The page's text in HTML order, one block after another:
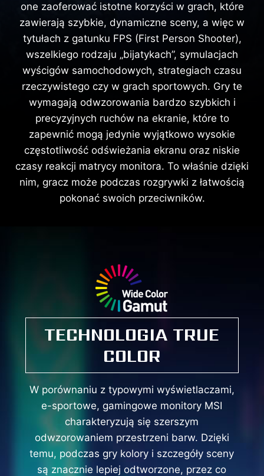
one zaoferować istotne korzyści w grach, które
zawierają szybkie, dynamiczne sceny, a więc w
tytułach z gatunku FPS (First Person Shooter),
wszelkiego rodzaju „bijatykach”, symulacjach
wyścigów samochodowych, strategiach czasu
rzeczywistego czy w grach sportowych. Gry te
wymagają odwzorowania bardzo szybkich i
precyzyjnych ruchów na ekranie, które to
zapewnić mogą jedynie wyjątkowo wysokie
częstotliwość odświeżania ekranu oraz niskie
czasy reakcji matrycy monitora. To właśnie dzięki
nim, gracz może podczas rozgrywki z łatwością
pokonać swoich przeciwników.
TECHNOLOGIA TRUE
COLOR
W porównaniu z typowymi wyświetlaczami,
e-sportowe, gamingowe monitory MSI
charakteryzują się szerszym
odwzorowaniem przestrzeni barw. Dzięki
temu, podczas gry kolory i szczegóły sceny
są znacznie lepiej odtworzone, przez co